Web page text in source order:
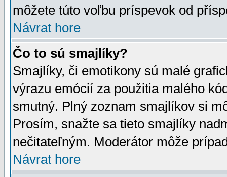
môžete túto voľbu príspevok od
Návrat hore
Čo to sú smajlíky?
Smajlíky, či emotikony sú malé
výrazu emócií za použitia malého
smutný. Plný zoznam smajlíkov si
Prosím, snažte sa tieto smajlíky
nečitateľným. Moderátor môže
Návrat hore